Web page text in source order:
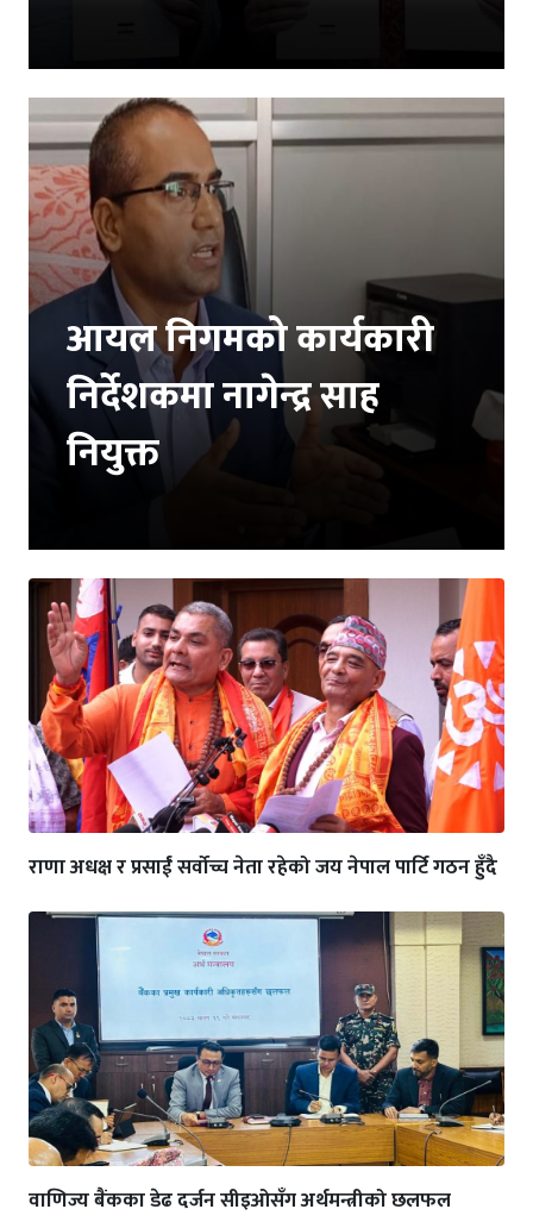
आयल निगमको कार्यकारी
निर्देशकमा नागेन्द्र साह
नियुक्त
राणा अधक्ष र प्रसाईं सर्वोच्च नेता रहेको जय नेपाल पार्टि गठन हुँदै
वाणिज्य बैंकका डेढ दर्जन सीइओसँग अर्थमन्त्रीको छलफल